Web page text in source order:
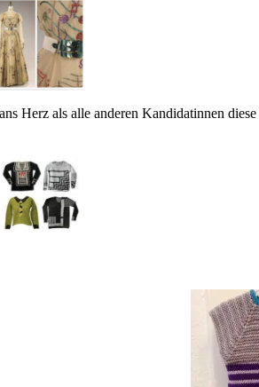
Herz als alle anderen Kandidatinnen